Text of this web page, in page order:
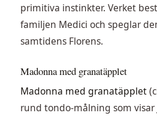
primitiva instinkter. Verket
familjen Medici och speglar
samtidens Florens.
Madonna med granatäpplet
Madonna med granatäpplet
rund tondo-målning som